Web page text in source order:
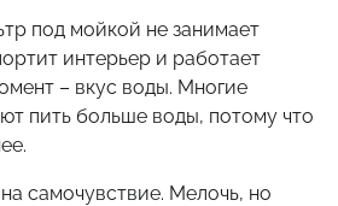
под мойкой не занимает
интерьер и работает
– вкус воды. Многие
пить больше воды, потому что
самочувствие. Мелочь, но